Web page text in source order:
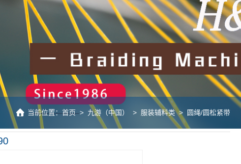
当前位置：首页> 九游（中国） > 服装辅料类> 圆绳/圆松紧带